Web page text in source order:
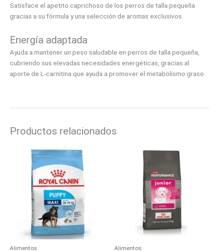
Satisface el apetito caprichoso de los perros de talla pequeña
gracias a su fórmula y una selección de aromas exclusivos.
Energía adaptada
Ayuda a mantener un peso saludable en perros de talla pequeña,
cubriendo sus elevadas necesidades energéticas, gracias al
aporte de L-carnitina que ayuda a promover el metabolismo graso.
Productos relacionados
Alimentos Alimentos